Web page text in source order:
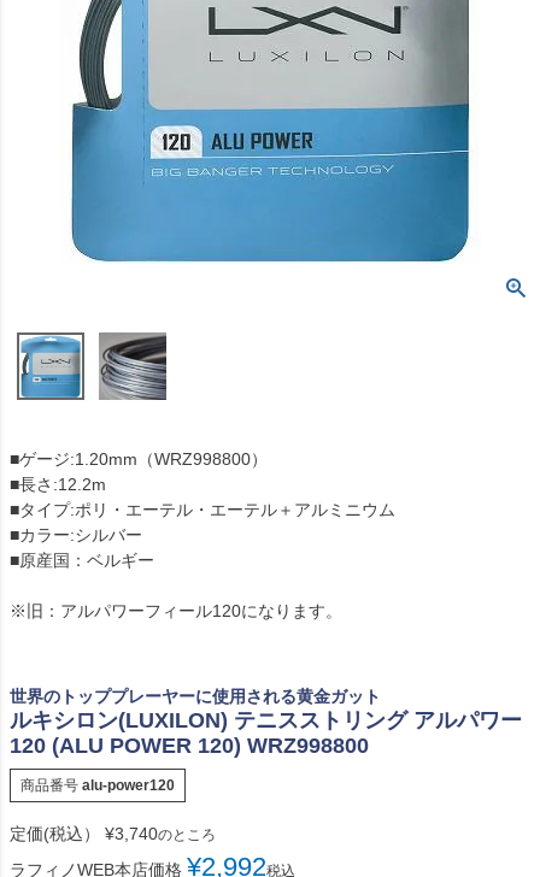
■ゲージ:1.20mm（WRZ998800）
■長さ:12.2m
■タイプ:ポリ・エーテル・エーテル＋アルミニウム
■カラー:シルバー
■原産国：ベルギー
※旧：アルパワーフィール120になります。
世界のトッププレーヤーに使用される黄金ガット
ルキシロン(LUXILON) テニスストリング アルパワー
120 (ALU POWER 120) WRZ998800
商品番号 alu-power120
定価(税込） ¥3,740のところ
ラフィノWEB本店価格 ¥2,992税込